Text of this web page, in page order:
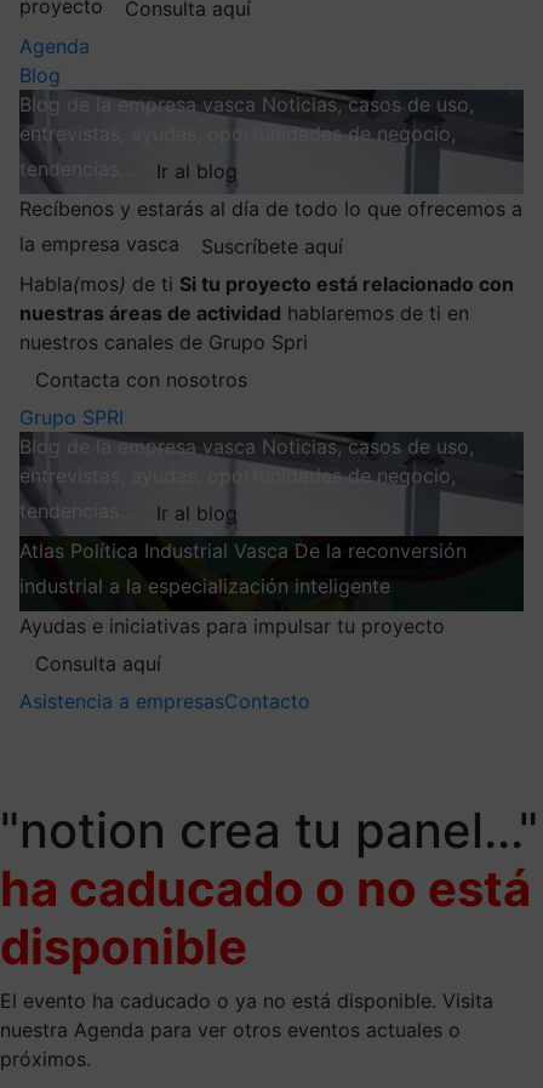
proyecto
Consulta aquí
Agenda
Blog
Blog de la empresa vasca Noticias, casos de uso,
entrevistas, ayudas, oportunidades de negocio,
tendencias…
Ir al blog
Recíbenos y estarás al día de todo lo que ofrecemos a
la empresa vasca
Suscríbete aquí
Habla(mos) de ti Si tu proyecto está relacionado con
nuestras áreas de actividad hablaremos de ti en
nuestros canales de Grupo Spri
Contacta con nosotros
Grupo SPRI
Blog de la empresa vasca Noticias, casos de uso,
entrevistas, ayudas, oportunidades de negocio,
tendencias…
Ir al blog
Atlas Política Industrial Vasca De la reconversión
industrial a la especialización inteligente
Ayudas e iniciativas para impulsar tu proyecto
Consulta aquí
Asistencia a empresasContacto
"notion crea tu panel..."
ha caducado o no está
disponible
El evento ha caducado o ya no está disponible. Visita
nuestra Agenda para ver otros eventos actuales o
próximos.